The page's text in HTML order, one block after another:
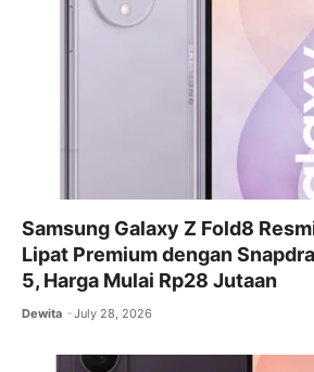
Samsung Galaxy Z Fold8
Lipat Premium dengan
5, Harga Mulai Rp28 Jutaan
Dewita July 28, 2026